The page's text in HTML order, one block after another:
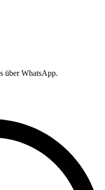
über WhatsApp.